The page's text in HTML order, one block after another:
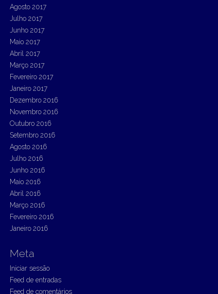
Agosto 2017
Julho 2017
Junho 2017
Maio 2017
Abril 2017
Março 2017
Fevereiro 2017
Janeiro 2017
Dezembro 2016
Novembro 2016
Outubro 2016
Setembro 2016
Agosto 2016
Julho 2016
Junho 2016
Maio 2016
Abril 2016
Março 2016
Fevereiro 2016
Janeiro 2016
Meta
Iniciar sessão
Feed de entradas
Feed de comentários